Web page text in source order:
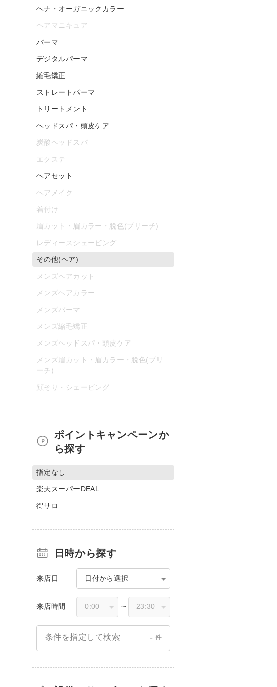
ヘナ・オーガニックカラー
ヘアマニキュア
パーマ
デジタルパーマ
縮毛矯正
ストレートパーマ
トリートメント
ヘッドスパ・頭皮ケア
炭酸ヘッドスパ
エクステ
ヘアセット
ヘアメイク
着付け
眉カット・眉カラー・脱色(ブリーチ)
レディースシェービング
その他(ヘア)
メンズヘアカット
メンズヘアカラー
メンズパーマ
メンズ縮毛矯正
メンズヘッドスパ・頭皮ケア
メンズ眉カット・眉カラー・脱色(ブリ
ーチ)
顔そり・シェービング
ポイントキャンペーンか
ら探す
指定なし
楽天スーパーDEAL
得サロ
日時から探す
来店日 日付から選択
来店時間 〜
条件を指定して検索 - 件